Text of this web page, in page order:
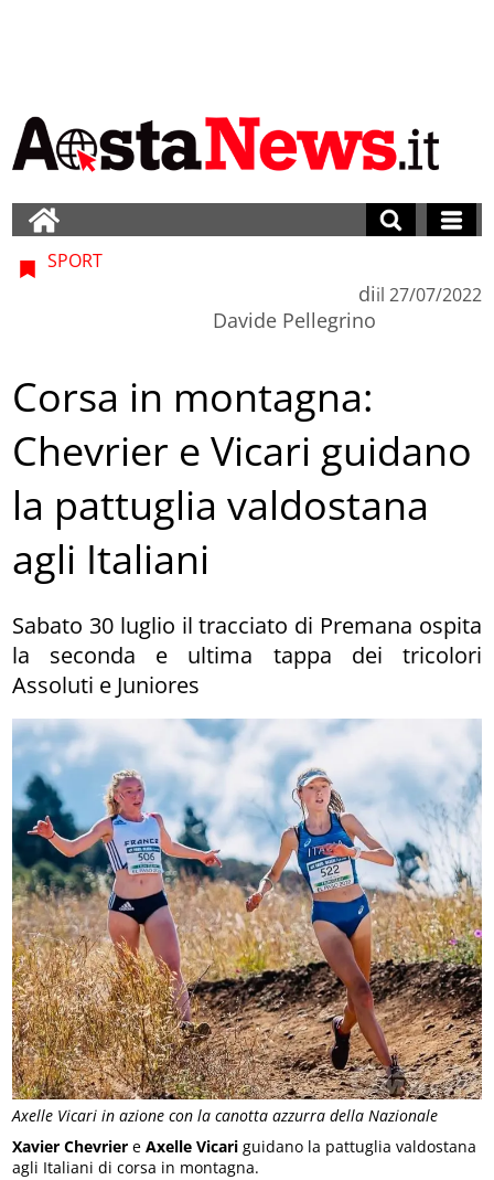
Axelle Vicari in azione con la canotta azzurra della Nazionale
SPORT
di
Davide Pellegrino
il 27/07/2022
Corsa in montagna:
Chevrier e Vicari guidano
la pattuglia valdostana
agli Italiani
Sabato 30 luglio il tracciato di Premana ospita
la seconda e ultima tappa dei tricolori
Assoluti e Juniores
Xavier Chevrier eAxelle Vicari guidano la pattuglia valdostana
agli Italiani di corsa in montagna.